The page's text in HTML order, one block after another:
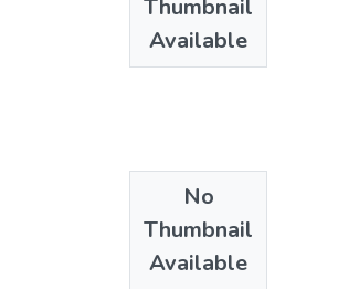
Thumbnail
Available
No
Thumbnail
Available